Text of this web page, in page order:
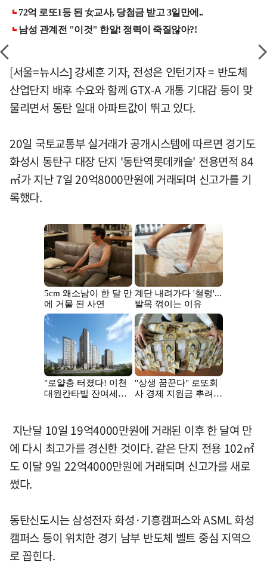
[서울=뉴시스] 강세훈 기자, 전성은 인턴기자 = 반도체
산업단지 배후 수요와 함께 GTX-A 개통 기대감 등이 맞
물리면서 동탄 일대 아파트값이 뛰고 있다.
20일 국토교통부 실거래가 공개시스템에 따르면 경기도
화성시 동탄구 대장 단지 '동탄역롯데캐슬' 전용면적 84
㎡가 지난 7일 20억8000만원에 거래되며 신고가를 기
록했다.
지난달 10일 19억4000만원에 거래된 이후 한 달여 만
에 다시 최고가를 경신한 것이다. 같은 단지 전용 102㎡
도 이달 9일 22억4000만원에 거래되며 신고가를 새로
썼다.
동탄신도시는 삼성전자 화성·기흥캠퍼스와 ASML 화성
캠퍼스 등이 위치한 경기 남부 반도체 벨트 중심 지역으
로 꼽힌다.